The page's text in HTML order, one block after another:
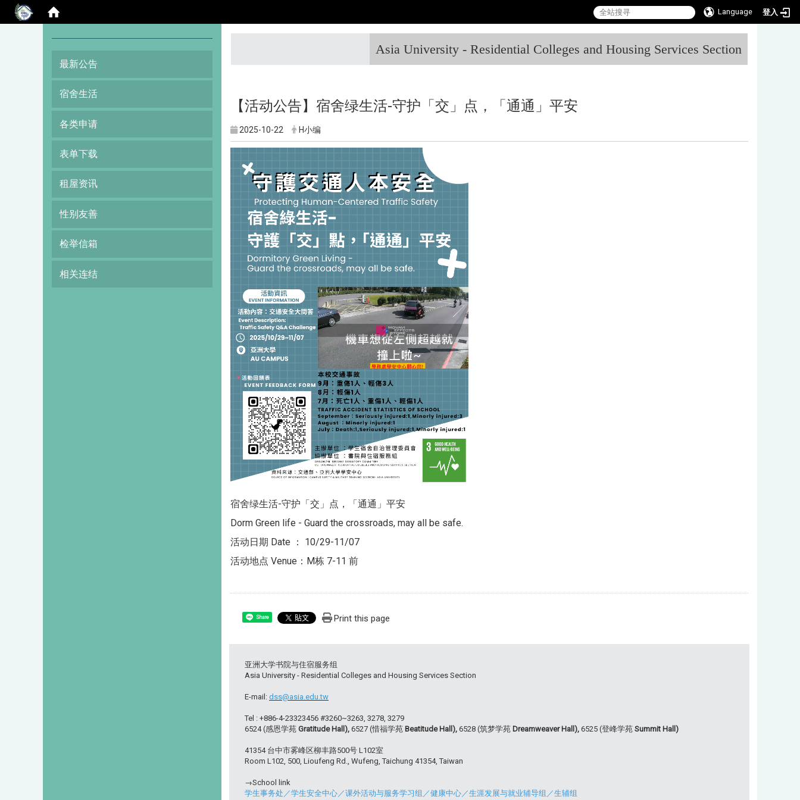
Language 登入
Asia University - Residential Colleges and Housing Services Section
最新公告
宿舍生活
各类申请
表单下载
租屋资讯
性别友善
检举信箱
相关连结
【活动公告】宿舍绿生活-守护「交」点，「通通」平安
2025-10-22 H小编
宿舍绿生活-守护「交」点，「通通」平安
Dorm Green life - Guard the crossroads, may all be safe.
活动日期 Date ： 10/29-11/07
活动地点 Venue：M栋 7-11 前
Share Print this page
亚洲大学书院与住宿服务组
Asia University - Residential Colleges and Housing Services Section
E-mail:dss@asia.edu.tw
Tel : +886-4-23323456 #3260~3263, 3278, 3279
6524 (感恩学苑Gratitude Hall),6527 (惜福学苑 Beatitude Hall),6528 (筑梦学苑 Dreamweaver Hall),6525 (登峰学苑Summit Hall)
41354 台中市雾峰区柳丰路500号 L102室
Room L102, 500, Lioufeng Rd., Wufeng, Taichung 41354, Taiwan
→School link
学生事务处 ／学生安全中心 ／课外活动与服务学习组 ／健康中心 ／生涯发展与就业辅导组 ／生辅组